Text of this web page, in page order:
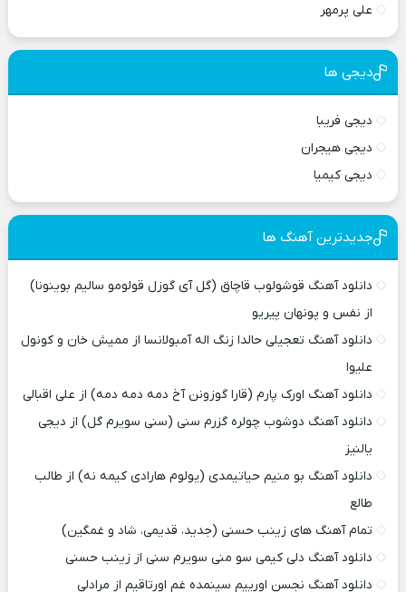
علی پرمهر
دیجی ها
دیجی فریبا
دیجی هیجران
دیجی کیمیا
جدیدترین آهنگ ها
دانلود آهنگ قوشولوب قاچاق (گل آی گوزل قولومو سالیم بوینونا)
از نفس و پونهان پیریو
دانلود آهنگ تعجیلی حالدا زنگ اله آمبولانسا از ممیش خان و کونول
علیوا
دانلود آهنگ اورک پارم (قارا گوزونن آخ دمه دمه دمه) از علی اقبالی
دانلود آهنگ دوشوب چولره گزرم سنی (سنی سویرم گل) از دیجی
یالنیز
دانلود آهنگ بو منیم حیاتیمدی (یولوم هارادی کیمه نه) از طالب
طالع
تمام آهنگ های زینب حسنی (جدید، قدیمی، شاد و غمگین)
دانلود آهنگ دلی کیمی سو منی سویرم سنی از زینب حسنی
دانلود آهنگ نجسن اورییم سینمده غم اورتاقیم از مرادلی